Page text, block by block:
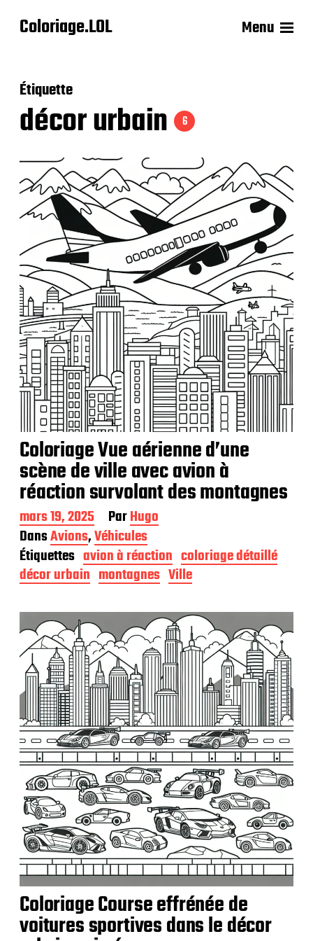
Coloriage.LOL Menu
Étiquette
décor urbain 6
Coloriage Vue aérienne d’une
scène de ville avec avion à
réaction survolant des montagnes
D
a
t
e
d
e
u
b
i
t
i
o
n
mars 19, 2025 ParHugo
DansAvions,Véhicules
Étiquettes avion à réaction coloriage détaillé
décor urbain montagnes Ville
Coloriage Course effrénée de
voitures sportives dans le décor